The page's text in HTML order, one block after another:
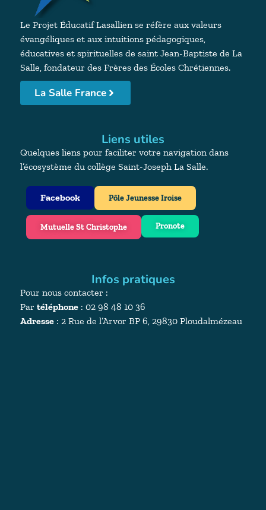
Le Projet Éducatif Lasallien se réfère aux valeurs
évangéliques et aux intuitions pédagogiques,
éducatives et spirituelles de saint Jean-Baptiste de La
Salle, fondateur des Frères des Écoles Chrétiennes.
La Salle France
Liens utiles
Quelques liens pour faciliter votre navigation dans
l’écosystème du collège Saint-Joseph La Salle.
Facebook Pôle Jeunesse Iroise
Mutuelle St Christophe Pronote
Infos pratiques
Pour nous contacter :
Par téléphone : 02 98 48 10 36
Adresse : 2 Rue de l’Arvor BP 6, 29830 Ploudalmézeau